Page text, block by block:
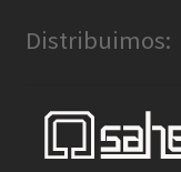
Distribuimos: